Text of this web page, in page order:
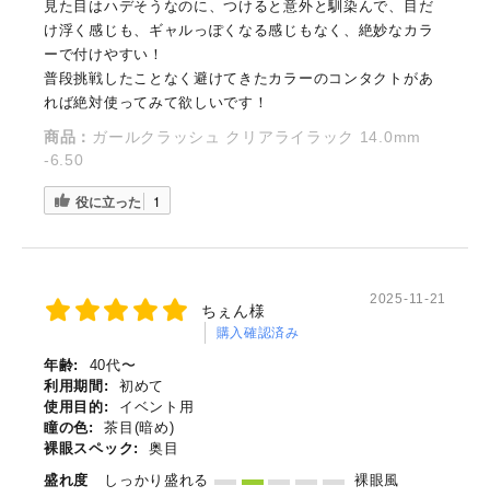
見た目はハデそうなのに、つけると意外と馴染んで、目だ
け浮く感じも、ギャルっぽくなる感じもなく、絶妙なカラ
ーで付けやすい！
普段挑戦したことなく避けてきたカラーのコンタクトがあ
れば絶対使ってみて欲しいです！
商品： ガールクラッシュ クリアライラック 14.0mm
-6.50
役に立った 1
ちぇん様
購入確認済み
2025-11-21
年齢:
40代〜
利用期間:
初めて
使用目的:
イベント用
瞳の色:
茶目(暗め)
裸眼スペック:
奥目
盛れ度
しっかり盛れる 裸眼風